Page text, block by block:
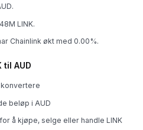
LINK.
Chainlink økt med 0.00%.
til AUD
konvertere
beløp i AUD
å kjøpe, selge eller handle LINK